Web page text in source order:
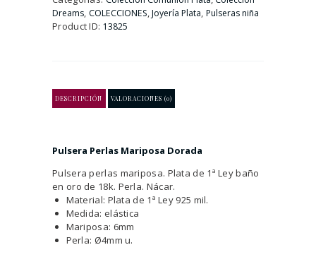
Dreams COLECCIONES ,Joyería Plata Pulseras niña
Product ID: 13825
DESCRIPCIÓN VALORACIONES (0)
Pulsera Perlas Mariposa Dorada
Pulsera perlas mariposa. Plata de 1ª Ley baño
en oro de 18k. Perla. Nácar.
Material: Plata de 1ª Ley 925 mil.
Medida: elástica
Mariposa: 6mm
Perla: Ø4mm u.